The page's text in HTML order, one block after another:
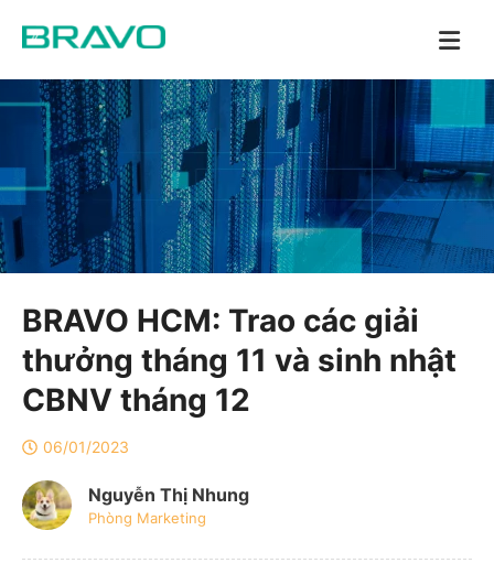
BRAVO HCM: Trao các giải
thưởng tháng 11 và sinh nhật
CBNV tháng 12
06/01/2023
Nguyễn Thị Nhung
Phòng Marketing